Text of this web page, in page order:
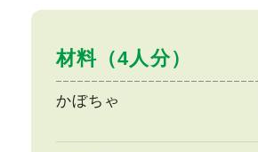
材料（4人分）
かぼちゃ